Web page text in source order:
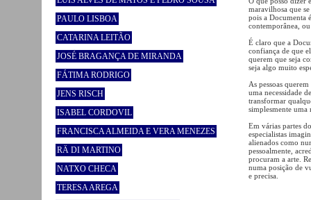
PAULO LISBOA
CATARINA LEITÃO
JOSÉ BRAGANÇA DE MIRANDA
FÁTIMA RODRIGO
JENS RISCH
ISABEL CORDOVIL
FRANCISCA ALMEIDA E VERA MENEZES
RÄ DI MARTINO
NATXO CHECA
TERESA AREGA
maravilhosa que
pois a Documenta
contemporânea,
É claro que a
confiança de que
querem que seja
seja algo muito
As pessoas
uma necessidade
transformar
simplesmente uma
Em várias partes
especialistas
alienados como
pessoalmente,
procuram a arte.
numa posição de
e precisa.